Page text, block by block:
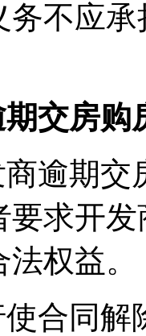
务不应
交房购
逾期交
要求开
权益。
合同解